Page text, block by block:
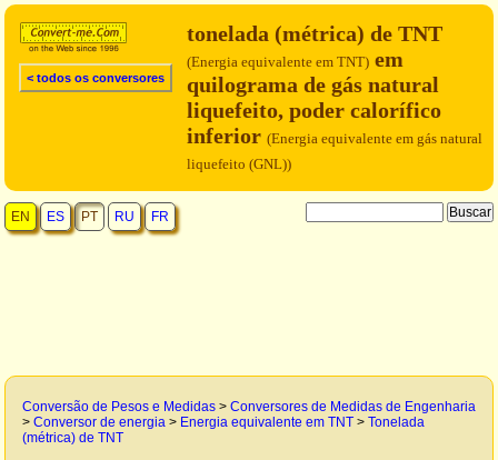
< todos os conversores
tonelada (métrica) de TNT
(Energia equivalente em TNT) em
quilograma de gás natural
liquefeito, poder calorífico
inferior (Energia equivalente em gás natural
liquefeito (GNL))
EN ES PT RU FR
Conversão de Pesos e Medidas > Conversores de Medidas de Engenharia
> Conversor de energia > Energia equivalente em TNT > Tonelada
(métrica) de TNT